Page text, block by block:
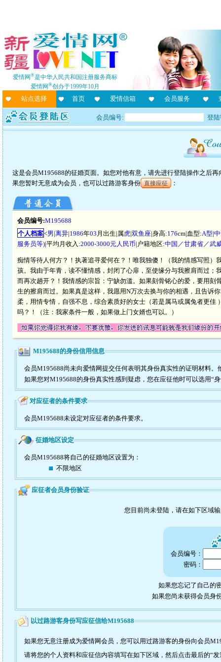
爱情网®是中华人民共和国注册服务商标
爱情网®创办于1999年10月
站点选择 首页 爱情信箱 会员服务
会员编号: 登
这是会员M195688的征婚页面。如您对他有意，请先进行登陆操作之后
果您暂时无意成为会员，也可以过路游客身份 直接应征 ：
会员编号:M195688
个人档案<男|离异|1986年03 月出生|属虎|双鱼座|身高:176cm|血型:A型|
服务员等)|平均月收入:2000-3000元人民币|户籍地区:中国／甘肃省／武
痴情等待人何方？！执著追寻爱何在？！唯我独傻！（我的情感写照
孩。我由于年青，读不懂情感，封闭了心扉，至使缘分与我擦肩而过
而再次趟开？！我情感的宗旨：宁缺勿滥。如果刻骨铭心的爱，要用
生的擦肩而过。如果真是这样，我愿用N万次去换与你的相遇，且告
柔，用情专情，自强不息，综合素质好的女士（若是属马或属兔者更
吗？！（注：我家条件一般，如果做上门女婿也可以。）
M195688的身份信用信息
会员M195688尚未向爱情网提交任何表明其身份真实性的证明材料。
如果您对M195688的身份真实性感到疑虑，您在应征他时可以选用“
对应征者的条件要求
会员M195688未设定对应征者的条件要求。
征婚地区设定
会员M195688将自己的征婚地区设置为：
不限地区
应征者会员身份验证
您目前尚未登陆，请在如下区域
会员编号：
密码：
如果您忘记了自己的
如果您尚未获得会员身
以过路游客身份写应征信给M195688
如果您无意注册成为爱情网会员，您可以用过路游客的身份向会员
请将您的个人资料和应征信内容填写在如下区域，然后点击最后的“